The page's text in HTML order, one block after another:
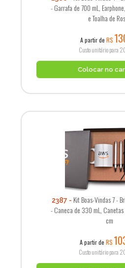
- Garrafa de 700 mL,
e Toalha de
A partir de R$
Custo unitário para
Colocar no
2387
Kit Boas-Vindas 7 -
- Caneca de 330 mL,
cm
A partir de R$
Custo unitário para